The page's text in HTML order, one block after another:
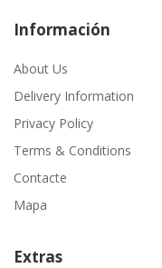
Información
About Us
Delivery Information
Privacy Policy
Terms & Conditions
Contacte
Mapa
Extras